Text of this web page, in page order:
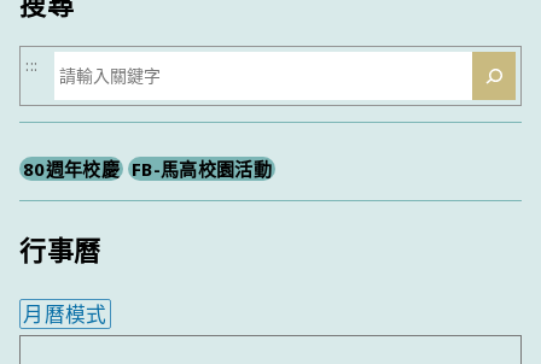
搜
尋
:::
80週年校慶 FB-馬高校園活動
行事曆
月曆模式